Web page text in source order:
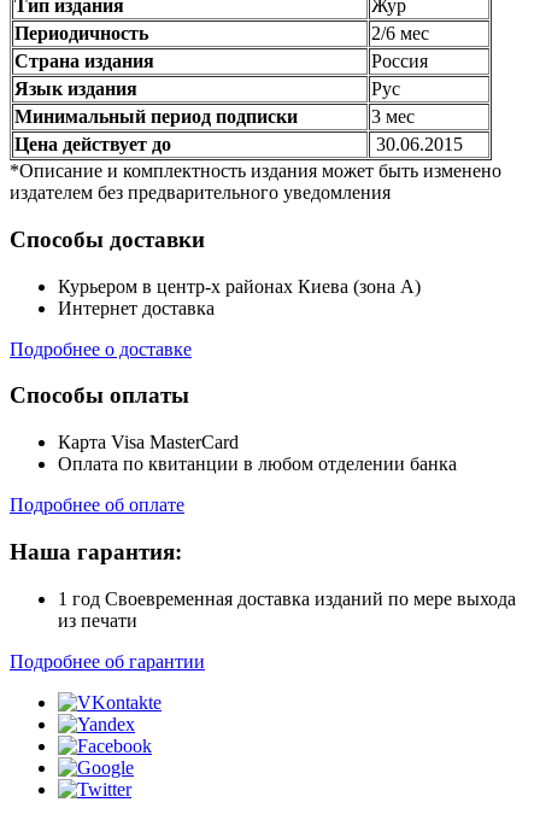
Тип издания
Жур
Периодичность
2/6 мес
Страна издания
Россия
Язык издания
Рус
Минимальный период подписки
3 мес
Цена действует до
30.06.2015
*Описание и комплектность издания может быть изменено
издателем без предварительного уведомления
Способы доставки
Курьером в центр-х районах Киева (зона А)
Интернет доставка
Подробнее о доставке
Способы оплаты
Карта Visa MasterCard
Оплата по квитанции в любом отделении банка
Подробнее об оплате
Наша гарантия:
1 год Своевременная доставка изданий по мере выхода
из печати
Подробнее об гарантии